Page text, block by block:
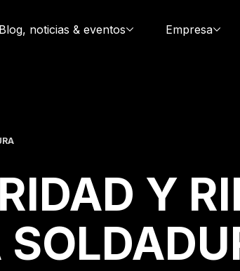
Blog, noticias & eventos Empresa
Y